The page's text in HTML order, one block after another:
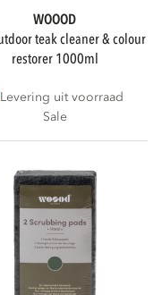
cm
WOOOD
restorer 1000ml
Levering uit voorraad
Sale